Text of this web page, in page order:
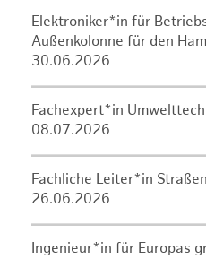
Elektroniker*in für
Außenkolonne für den
30.06.2026
Fachexpert*in
08.07.2026
Fachliche Leiter*in
26.06.2026
Ingenieur*in für Europas